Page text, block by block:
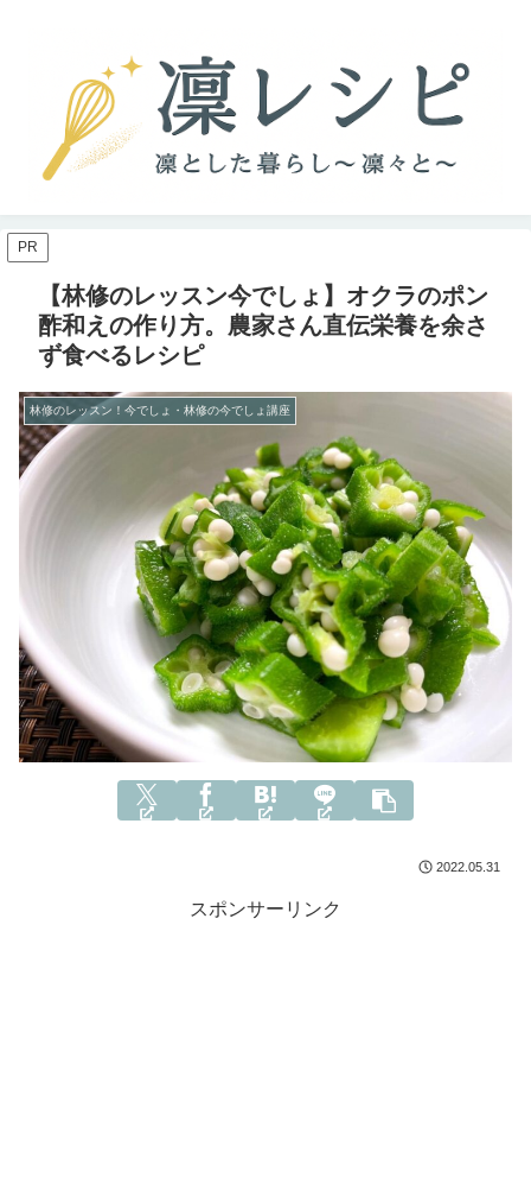
PR
【林修のレッスン今でしょ】オクラのポン
酢和えの作り方。農家さん直伝栄養を余さ
ず食べるレシピ
林修のレッスン！今でしょ・林修の今でしょ講座
2022.05.31
スポンサーリンク